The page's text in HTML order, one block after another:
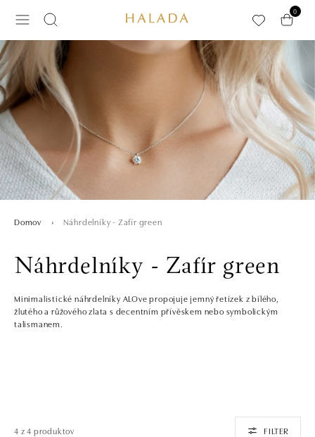
0
Domov Náhrdelníky - Zafír green
Náhrdelníky - Zafír green
Minimalistické náhrdelníky ALOve propojuje jemný řetízek z bílého,
žlutého a růžového zlata s decentním přívěskem nebo symbolickým
talismanem.
4 z 4 produktov FILTER